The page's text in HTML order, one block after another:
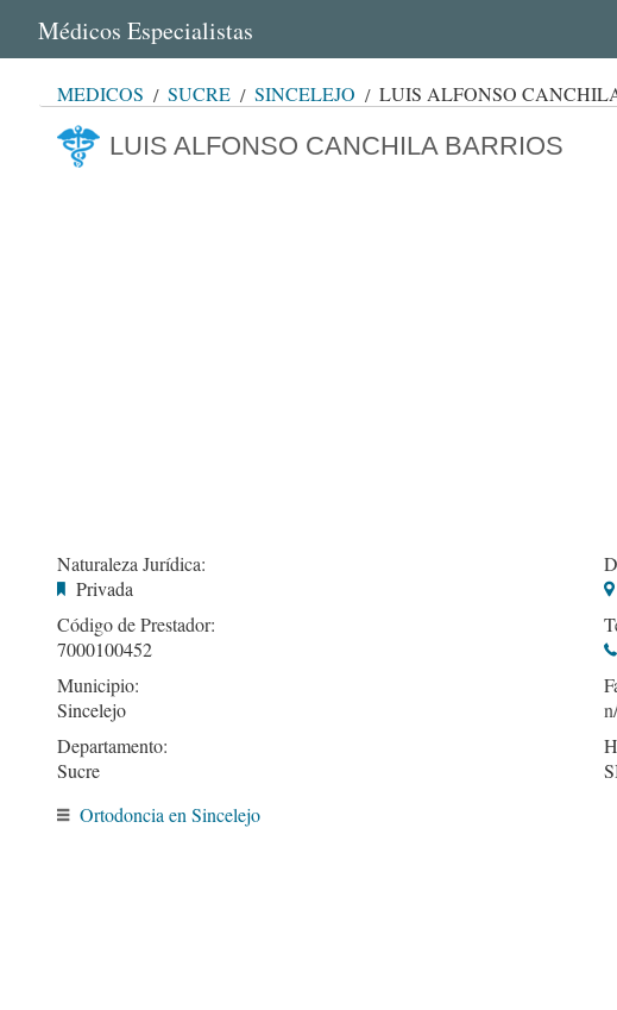
Médicos Especialistas
MÉDICOS SUCRE SINCELEJO LUIS ALFONSO
LUIS ALFONSO CANCHILA BARRIOS
Naturaleza Jurídica:
Privada
Código de Prestador:
7000100452
Municipio:
Sincelejo
Departamento:
Sucre
Ortodoncia en Sincelejo